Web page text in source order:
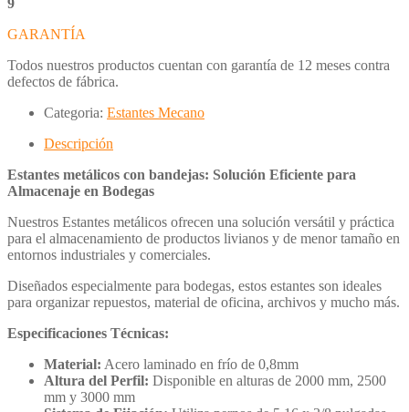
GARANTÍA
Todos nuestros productos cuentan con garantía de 12 meses contra
defectos de fábrica.
Categoria: Estantes Mecano
Descripción
Estantes metálicos con bandejas: Solución Eficiente para
Almacenaje en Bodegas
Nuestros Estantes metálicos ofrecen una solución versátil y práctica
para el almacenamiento de productos livianos y de menor tamaño en
entornos industriales y comerciales.
Diseñados especialmente para bodegas, estos estantes son ideales
para organizar repuestos, material de oficina, archivos y mucho más.
Especificaciones Técnicas:
Material: Acero laminado en frío de 0,8mm
Altura del Perfil: Disponible en alturas de 2000 mm, 2500
mm y 3000 mm